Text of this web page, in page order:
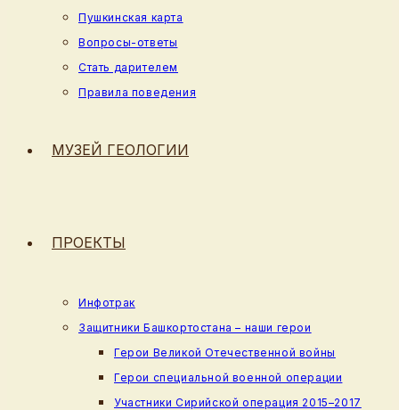
Пушкинская карта
Вопросы-ответы
Стать дарителем
Правила поведения
МУЗЕЙ ГЕОЛОГИИ
ПРОЕКТЫ
Инфотрак
Защитники Башкортостана – наши герои
Герои Великой Отечественной войны
Герои специальной военной операции
Участники Сирийской операция 2015–2017